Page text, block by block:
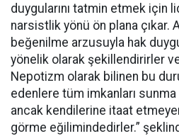
duygularını tatmin etmek için
narsistlik yönü ön plana çıkar.
beğenilme arzusuyla hak
yönelik olarak şekillendirirler ve
Nepotizm olarak bilinen bu
edenlere tüm imkanları
ancak kendilerine itaat
görme eğilimindedirler.”